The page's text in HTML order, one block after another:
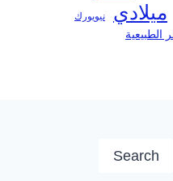
ميلادي نيويورك
الطبيعية
Search